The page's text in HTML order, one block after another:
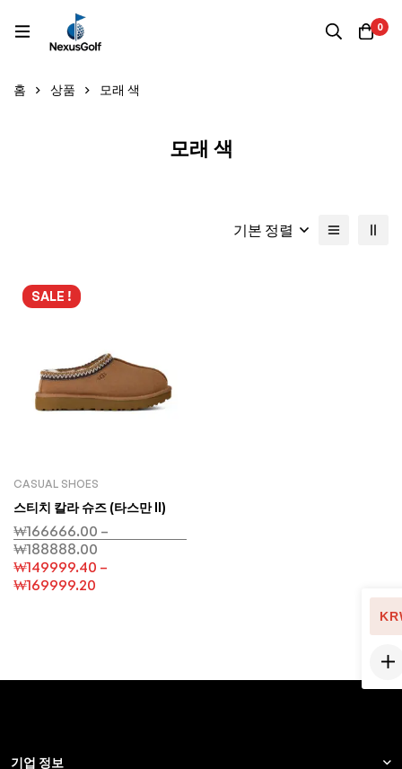
0
홈 상품 모래 색
모래 색
기본 정렬
SALE !
CASUAL SHOES
스티치 칼라 슈즈 (타스만 II)
₩166666.00 –
₩188888.00
₩149999.40 –
₩169999.20
기업 정보